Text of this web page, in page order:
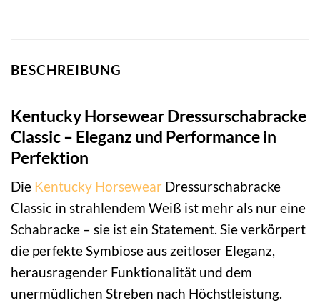
BESCHREIBUNG
Kentucky Horsewear Dressurschabracke
Classic – Eleganz und Performance in
Perfektion
Die Kentucky Horsewear Dressurschabracke
Classic in strahlendem Weiß ist mehr als nur eine
Schabracke – sie ist ein Statement. Sie verkörpert
die perfekte Symbiose aus zeitloser Eleganz,
herausragender Funktionalität und dem
unermüdlichen Streben nach Höchstleistung.